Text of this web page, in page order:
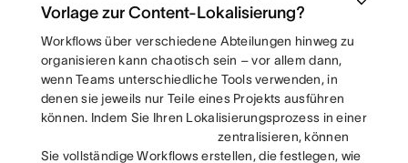
Vorlage zur Content-Lokalisierung?
Workflows über verschiedene Abteilungen hinweg zu
organisieren kann chaotisch sein – vor allem dann,
wenn Teams unterschiedliche Tools verwenden, in
denen sie jeweils nur Teile eines Projekts ausführen
können. Indem Sie Ihren Lokalisierungsprozess in einer
zentralisieren, können
Sie vollständige Workflows erstellen, die festlegen, wie